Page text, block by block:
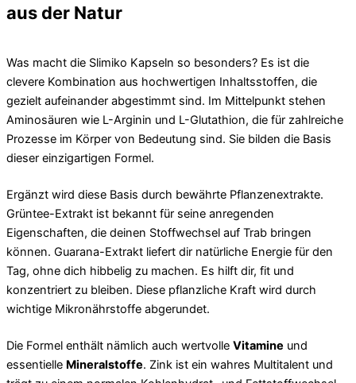
aus der Natur
Was macht die Slimiko Kapseln so besonders? Es ist die
clevere Kombination aus hochwertigen Inhaltsstoffen, die
gezielt aufeinander abgestimmt sind. Im Mittelpunkt stehen
Aminosäuren wie L-Arginin und L-Glutathion, die für zahlreiche
Prozesse im Körper von Bedeutung sind. Sie bilden die Basis
dieser einzigartigen Formel.
Ergänzt wird diese Basis durch bewährte Pflanzenextrakte.
Grüntee-Extrakt ist bekannt für seine anregenden
Eigenschaften, die deinen Stoffwechsel auf Trab bringen
können. Guarana-Extrakt liefert dir natürliche Energie für den
Tag, ohne dich hibbelig zu machen. Es hilft dir, fit und
konzentriert zu bleiben. Diese pflanzliche Kraft wird durch
wichtige Mikronährstoffe abgerundet.
Die Formel enthält nämlich auch wertvolle Vitamine und
essentielle Mineralstoffe. Zink ist ein wahres Multitalent und